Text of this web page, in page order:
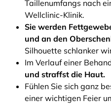
Taillenumfangs nach
Wellclinic-Klinik.
Sie werden
und an den
Silhouette schlanker
Im Verlauf einer
und straffst die Haut.
Fühlen Sie sich ganz
einer wichtigen Feier